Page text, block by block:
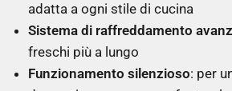
adatta a ogni stile di cucina
Sistema di raffreddamento
freschi più a lungo
Funzionamento silenzioso: per